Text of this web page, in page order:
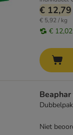
€ 12,79
€ 5,92 / kg
€ 12,02
Niet